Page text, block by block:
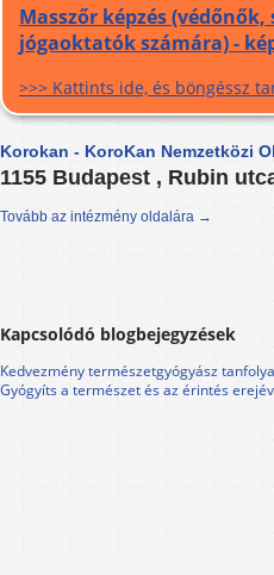
Masszőr képzés
jógaoktatók számára) -
>>> Kattints ide, és böngéssz
Korokan - KoroKan Nemzetközi
1155 Budapest , Rubin
Tovább az intézmény oldalára →
Kapcsolódó blogbejegyzések
Kedvezmény természetgyógyász
Gyógyíts a természet és az érintés